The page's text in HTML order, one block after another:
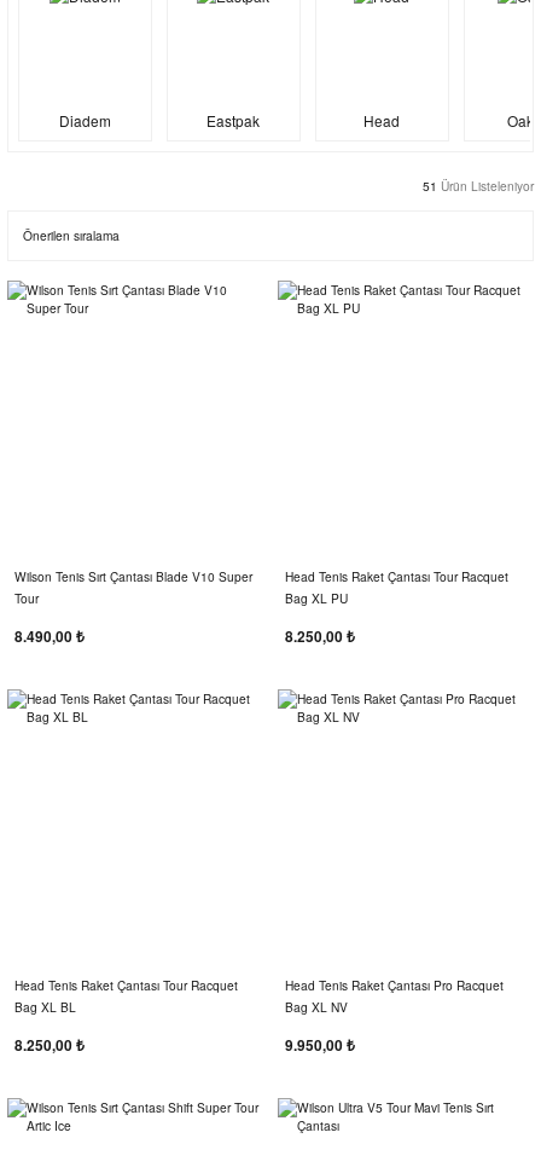
Diadem Eastpak Head
51 Ürün Listeleniyor
Wilson Tenis Sırt Çantası Blade V10 Super
Tour
8.490,00 ₺
Head Tenis Raket Çantası Tour Racquet
Bag XL PU
8.250,00 ₺
Head Tenis Raket Çantası Tour Racquet
Bag XL BL
8.250,00 ₺
Head Tenis Raket Çantası Pro Racquet
Bag XL NV
9.950,00 ₺